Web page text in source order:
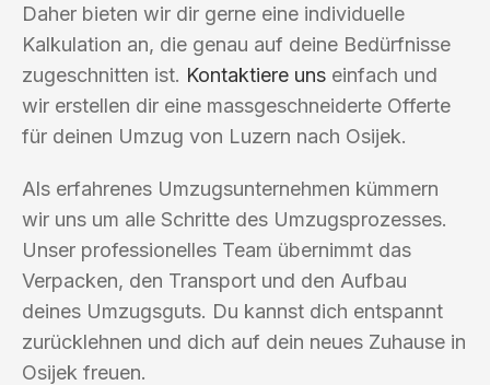
Daher bieten wir dir gerne eine individuelle
Kalkulation an, die genau auf deine Bedürfnisse
zugeschnitten ist. Kontaktiere uns einfach und
wir erstellen dir eine massgeschneiderte Offerte
für deinen Umzug von Luzern nach Osijek.
Als erfahrenes Umzugsunternehmen kümmern
wir uns um alle Schritte des Umzugsprozesses.
Unser professionelles Team übernimmt das
Verpacken, den Transport und den Aufbau
deines Umzugsguts. Du kannst dich entspannt
zurücklehnen und dich auf dein neues Zuhause in
Osijek freuen.